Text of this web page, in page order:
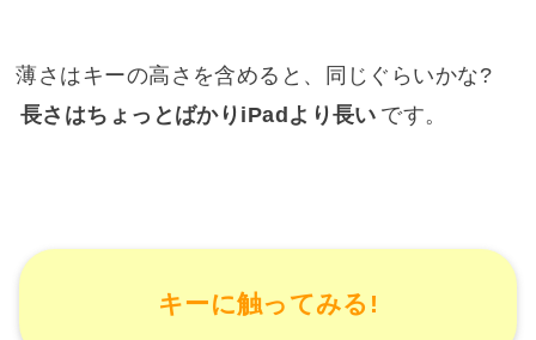
薄さはキーの高さを含めると、同じぐらいかな?
長さはちょっとばかりiPadより長い です。
キーに触ってみる!